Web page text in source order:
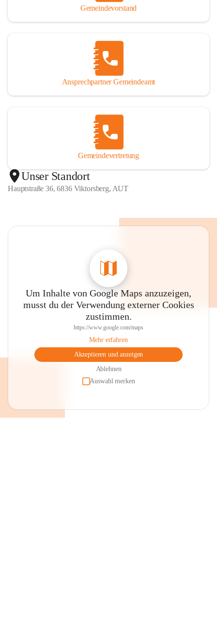
Gemeindevorstand
Ansprechpartner Gemeindeamt
Gemeindevertretung
Unser Standort
Hauptstraße 36, 6836 Viktorsberg, AUT
Um Inhalte von Google Maps anzuzeigen,
musst du der Verwendung externer Cookies
zustimmen.
https://www.google.com/maps
Mehr erfahren
Akzeptieren und anzeigen
Ablehnen
Auswahl merken